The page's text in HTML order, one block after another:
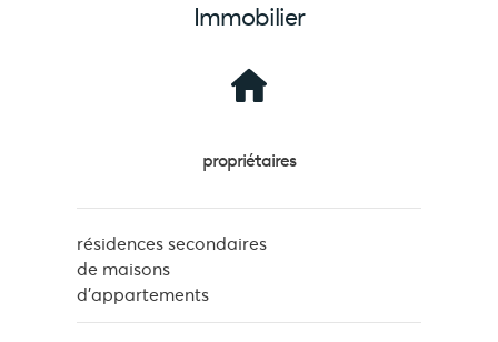
Immobilier
propriétaires
résidences secondaires
de maisons
d'appartements